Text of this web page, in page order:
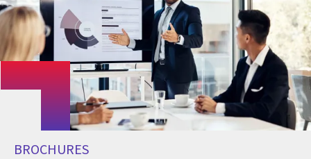
BROCHURES